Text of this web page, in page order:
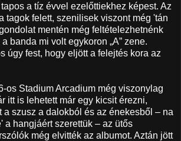
a tíz évvel ezelőttiekhez képest. Az
tagok felett, szenilisek viszont még 'tán
mentén még feltételezhetnénk
banda mi volt egykoron „A” zene.
úgy fest, hogy eljött a felejtés kora az
os Stadium Arcadium még viszonylag
itt is lehetett már egy kicsit érezni,
a szusz a dalokból és az énekesből – na
a hangjáért szerettük – az ütős
még elvitték az albumot. Aztán jött